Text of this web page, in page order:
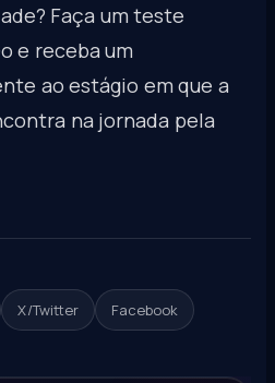
Faça um teste
e receba um
ao estágio em que a
na jornada pela
X/Twitter Facebook